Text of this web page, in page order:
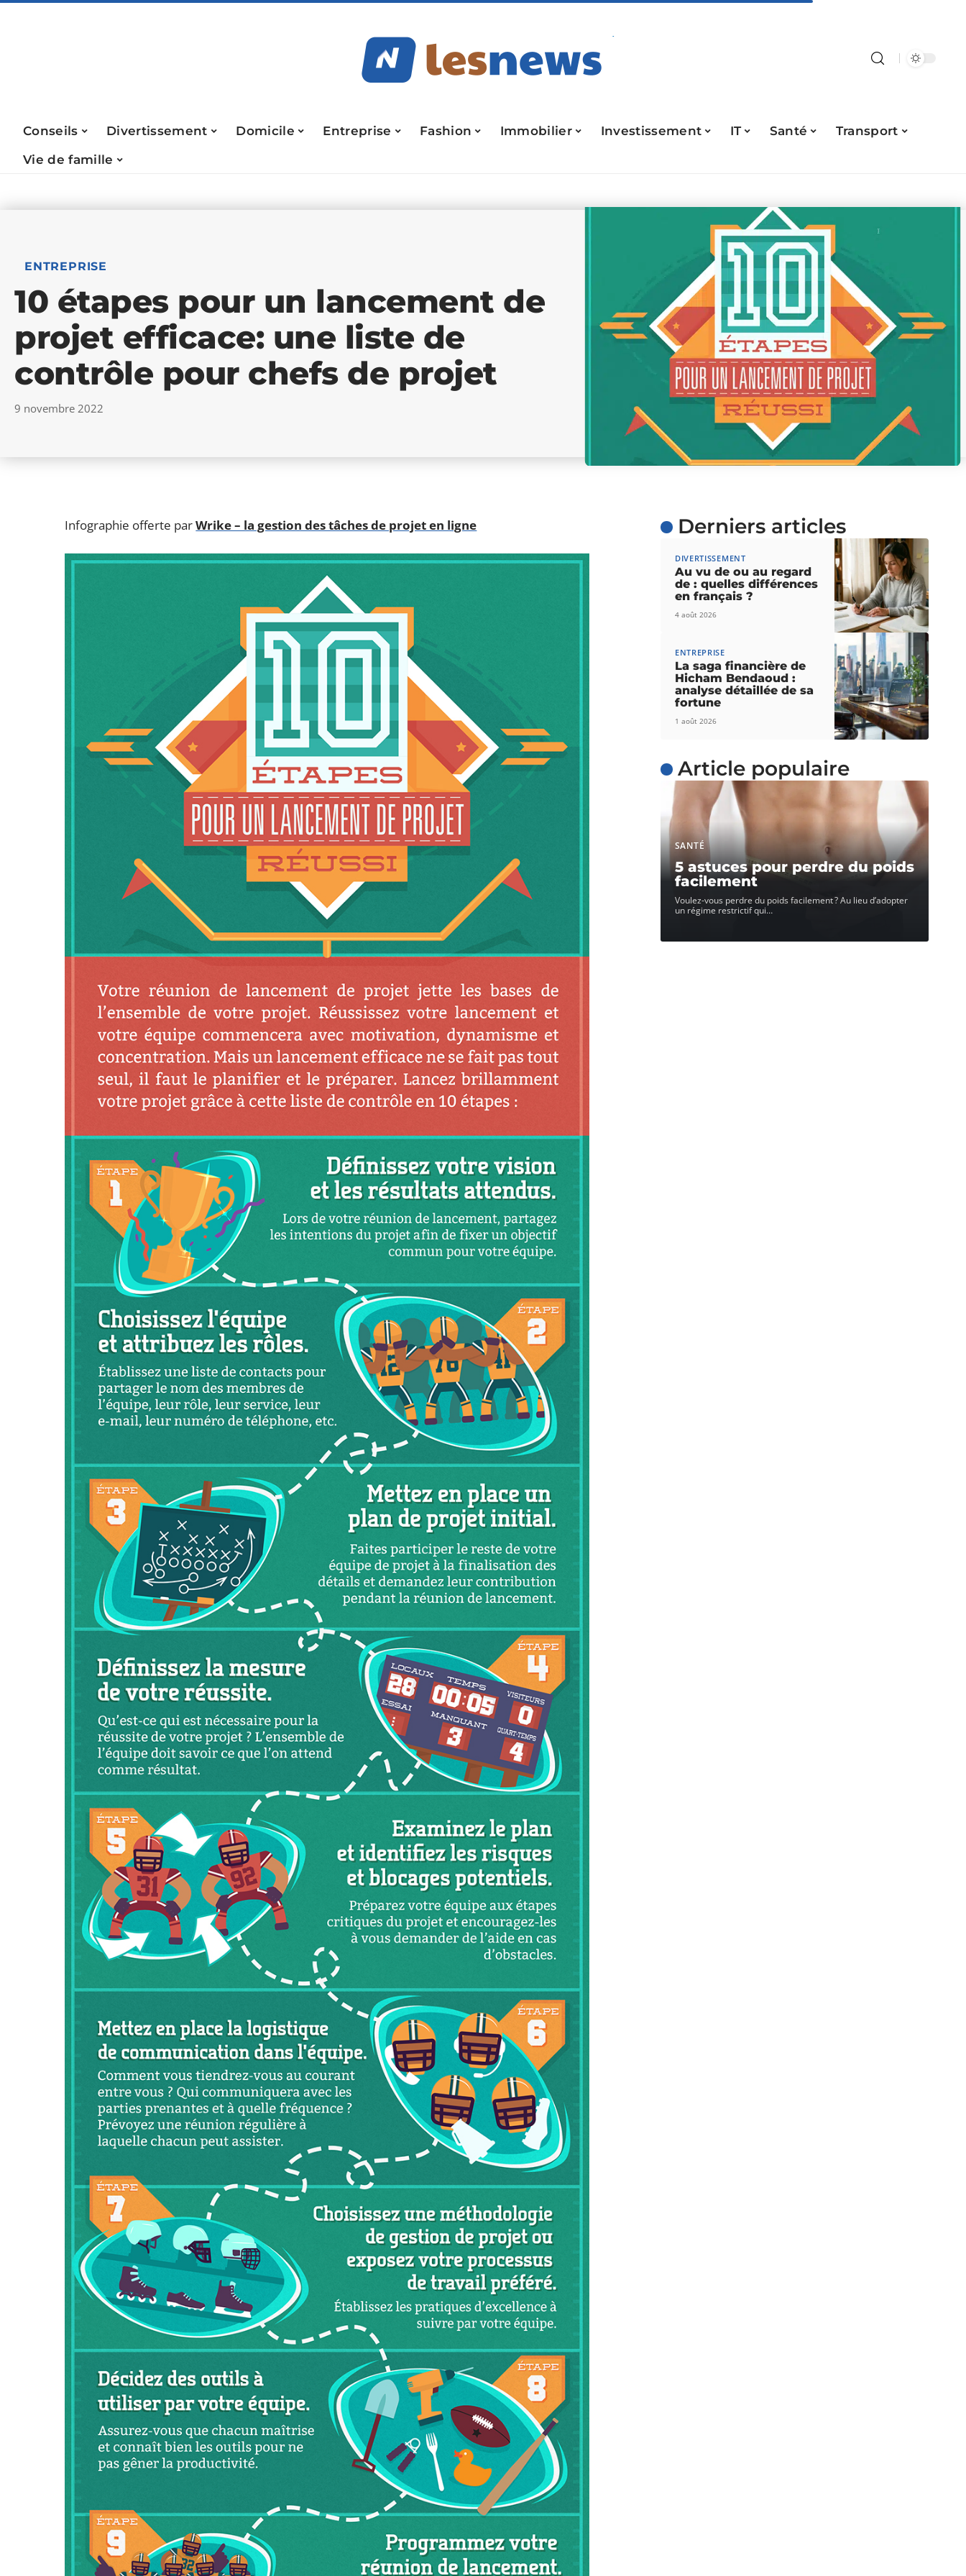
Conseils Divertissement Domicile Entreprise Fashion Immobilier Investissement IT Santé
Transport
Vie de famille
ENTREPRISE
10 étapes pour un lancement de
projet efficace: une liste de
contrôle pour chefs de projet
9 novembre 2022
Infographie offerte parWrike – la gestion des tâches de projet en ligne Derniers articles
DIVERTISSEMENT
Au vu de ou au regard
de : quelles différences
en français ?
4 août 2026
ENTREPRISE
La saga financière de
Hicham Bendaoud :
analyse détaillée de sa
fortune
1 août 2026
Article populaire
SANTÉ
5 astuces pour perdre du poids
facilement
Voulez-vous perdre du poids facilement ? Au lieu d’adopter
un régime restrictif qui…